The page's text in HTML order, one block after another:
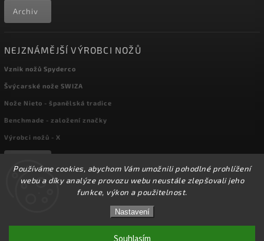
Používáme cookies, abychom Vám umožnili pohodlné prohlížení
webu a díky analýze provozu webu neustále zlepšovali jeho
funkce, výkon a použitelnost.
Nastavení
☀️Ve dnech 3-14.8 2026 máme zavřeno z důvodu
DOVOLENÉ. Eshop zůstává v provozu, objednávky
budeme zpracovávat v pondělí 17.8.2026. Děkujeme za
pochopení.☀️
Archiv
NEJZNÁMĚJŠÍ VÝROBCI NOŽŮ
Vznik nožů Spyderco
Švýcarské nože SWIZA
Nože Nieto - španělská tradice
Benchmade - založení značky
Výrobci nožů - X
kapesni-noze.cz
Upravit nastavení cookies